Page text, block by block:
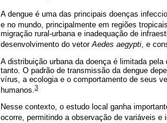
A dengue é uma das principais doenças
e no mundo, principalmente em regiões
migração rural-urbana e inadequação de
desenvolvimento do vetorAedes aegypti, e
A distribuição urbana da doença é limitada
tanto. O padrão de transmissão da dengue
vírus, a ecologia e o comportamento de seus
humanos.3
Nesse contexto, o estudo local ganha
ocorre, permitindo a observação de variáveis